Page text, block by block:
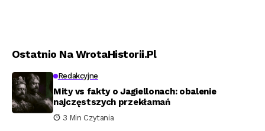
Ostatnio Na WrotaHistorii.pl
Redakcyjne
Mity vs fakty o Jagiellonach: obalenie
najczęstszych przekłamań
3 Min Czytania